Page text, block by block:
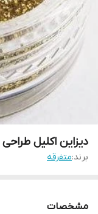
دیزاین اکلیل
برند:متفرقه
مشخصات